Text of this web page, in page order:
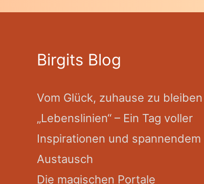
Birgits Blog
Vom Glück, zuhause zu bleiben
„Lebenslinien“ – Ein Tag voller
Inspirationen und spannendem
Austausch
Die magischen Portale